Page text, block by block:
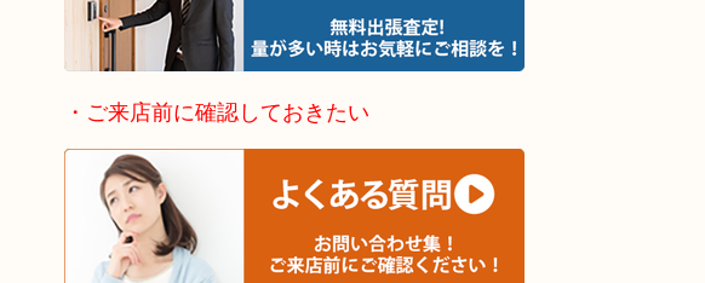
・ご来店前に確認しておきたい